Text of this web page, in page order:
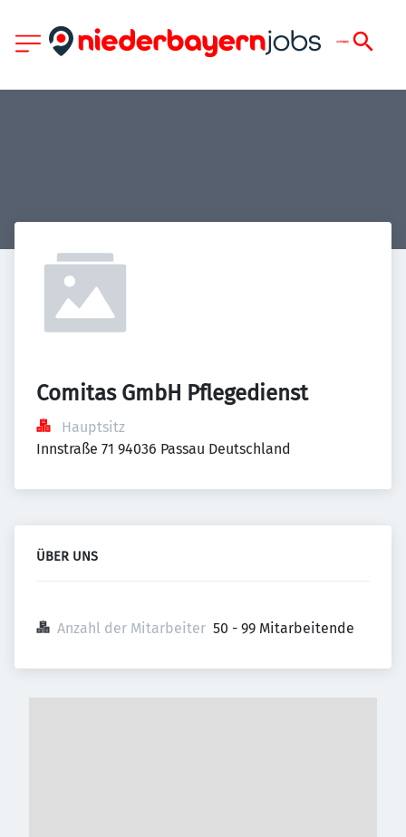
Comitas GmbH Pflegedienst
Hauptsitz
Innstraße 71 94036 Passau Deutschland
ÜBER UNS
Anzahl der Mitarbeiter 50 - 99 Mitarbeitende